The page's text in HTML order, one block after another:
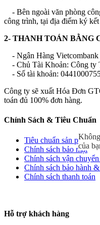
- Bên ngoài văn phòng
công trình, tại địa điểm ký
2- THANH TOÁN BẰNG
- Ngân Hàng
- Chủ Tài Khoản: Công
- Số tài khoản:
Công ty sẽ xuất Hóa Đơn
toán đủ 100% đơn hàng.
Chính Sách & Tiêu Chuẩn
Tiêu chuẩn sản phẩm
Chính sách bảo mật
Chính sách vận
Chính sách bảo hành
Chính sách thanh toán
Hỗ trợ khách hàng
của